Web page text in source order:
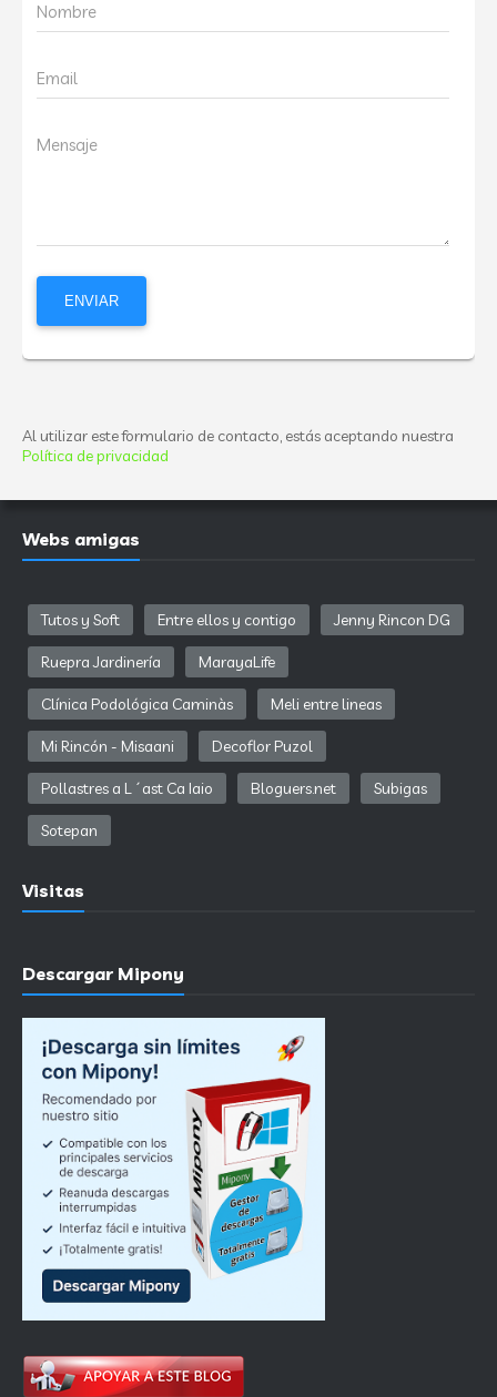
Nombre
Email
Mensaje
Al utilizar este formulario de contacto, estás aceptando nuestra
Política de privacidad
Webs amigas
Tutos y Soft Entre ellos y contigo Jenny Rincon DG
Ruepra Jardinería MarayaLife
Clínica Podológica Caminàs Meli entre lineas
Mi Rincón - Misaani Decoflor Puzol
Pollastres a L´ast Ca Iaio Bloguers.net Subigas
Sotepan
Visitas
Descargar Mipony